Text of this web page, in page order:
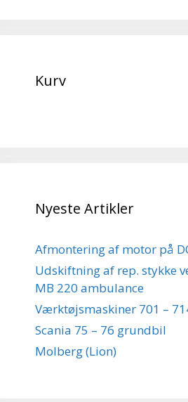
Kurv
Nyeste Artikler
Afmontering af motor på
Udskiftning af rep. stykke
MB 220 ambulance
Værktøjsmaskiner 701 –
Scania 75 – 76 grundbil
Molberg (Lion)